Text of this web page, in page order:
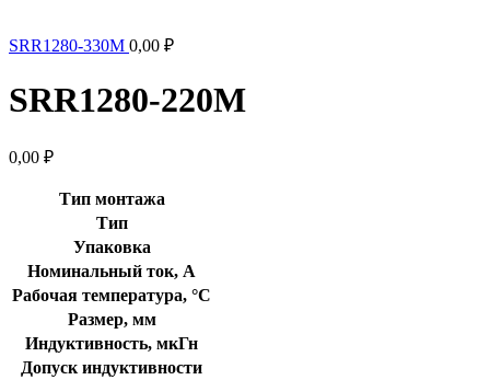
SRR1280-330M 0,00 ₽
SRR1280-220M
0,00 ₽
Тип монтажа
Тип
Упаковка
Номинальный ток, А
Рабочая температура, °C
Размер, мм
Индуктивность, мкГн
Допуск индуктивности